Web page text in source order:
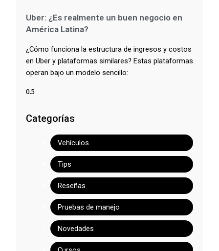
Uber: ¿Es realmente un buen negocio en
América Latina?
¿Cómo funciona la estructura de ingresos y costos
en Uber y plataformas similares? Estas plataformas
operan bajo un modelo sencillo:
Categorías
Vehículos
Tips
Reseñas
Pruebas de manejo
Novedades